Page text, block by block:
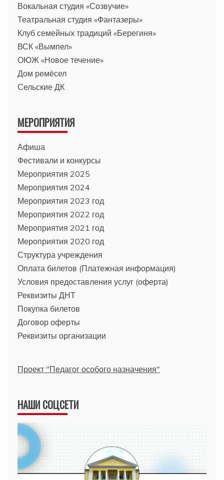
Вокальная студия «Созвучие»
Театральная студия «Фантазеры»
Клуб семейных традиций «Берегиня»
ВСК «Вымпел»
ОЮЖ «Новое течение»
Дом ремёсел
Сельские ДК
МЕРОПРИЯТИЯ
Афиша
Фестивали и конкурсы
Мероприятия 2025
Мероприятия 2024
Мероприятия 2023 год
Мероприятия 2022 год
Мероприятия 2021 год
Мероприятия 2020 год
Структура учреждения
Оплата билетов (Платежная информация)
Условия предоставления услуг (оферта)
Реквизиты ДНТ
Покупка билетов
Договор оферты
Реквизиты организации
Проект "Педагог особого назначения"
НАШИ СОЦСЕТИ